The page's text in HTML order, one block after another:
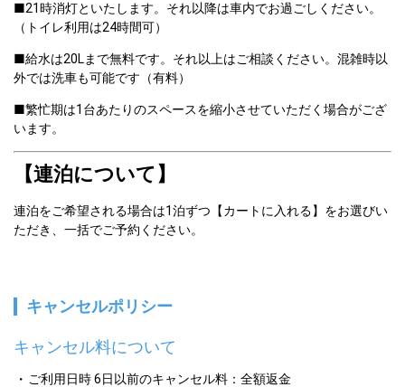
■21時消灯といたします。それ以降は車内でお過ごしください。
（トイレ利用は24時間可）
■給水は20Lまで無料です。それ以上はご相談ください。混雑時以
外では洗車も可能です（有料）
■繁忙期は1台あたりのスペースを縮小させていただく場合がござ
います。
【連泊について】
連泊をご希望される場合は1泊ずつ【カートに入れる】をお選びい
ただき、一括でご予約ください。
キャンセルポリシー
キャンセル料について
ご利用日時 6日以前のキャンセル料：全額返金